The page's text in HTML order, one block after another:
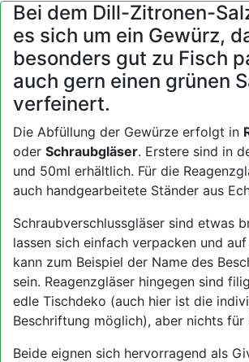
Bei dem Dill-Zitronen-
es sich um ein Gewürz,
besonders gut zu Fisch
auch gern einen grünen
verfeinert.
Die Abfüllung der Gewürze erfolgt in
oder Schraubgläser. Erstere sind in
und 50ml erhältlich. Für die
auch handgearbeitete Ständer aus
Schraubverschlussgläser sind etwas
lassen sich einfach verpacken und
kann zum Beispiel der Name des
sein. Reagenzgläser hingegen sind
edle Tischdeko (auch hier ist die
Beschriftung möglich), aber nichts für
Beide eignen sich hervorragend als